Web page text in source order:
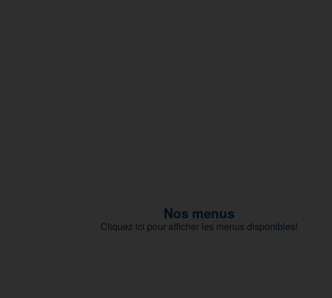
Nos menus
Cliquez ici pour afficher les menus disponibles!